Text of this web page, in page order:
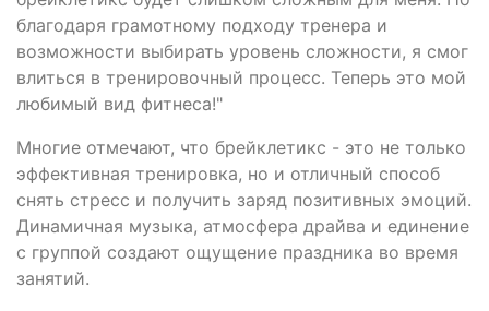
благодаря грамотному подходу тренера и
возможности выбирать уровень сложности, я смог
влиться в тренировочный процесс. Теперь это мой
любимый вид фитнеса!"
Многие отмечают, что брейклетикс - это не только
эффективная тренировка, но и отличный способ
снять стресс и получить заряд позитивных эмоций.
Динамичная музыка, атмосфера драйва и единение
с группой создают ощущение праздника во время
занятий.